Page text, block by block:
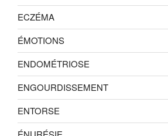
ECZÉMA
ÉMOTIONS
ENDOMÉTRIOSE
ENGOURDISSEMENT
ENTORSE